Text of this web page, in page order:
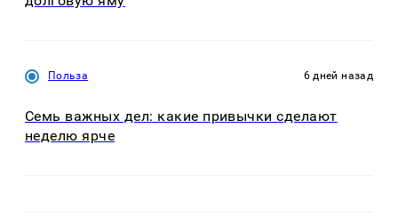
Польза 6 дней назад
Семь важных дел: какие привычки сделают
неделю ярче